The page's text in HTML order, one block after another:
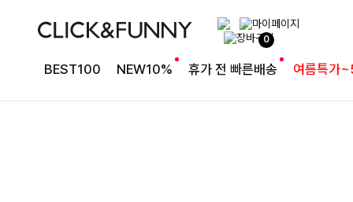
0
BEST100 NEW10% 휴가 전 빠른배송 여름특가
여유로운 핏의 코튼 팬츠
라인보정핏 절개코튼와이드팬츠[S,M,L사이즈]